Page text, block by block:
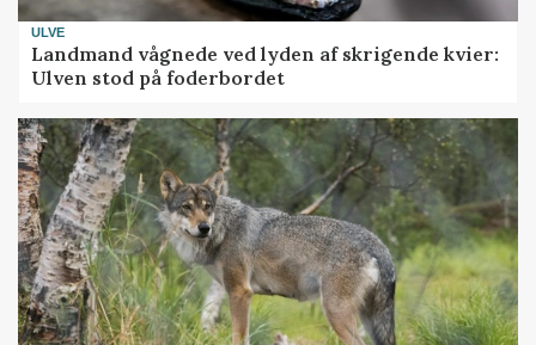
ULVE
Landmand vågnede ved lyden af skrigende kvier:
Ulven stod på foderbordet